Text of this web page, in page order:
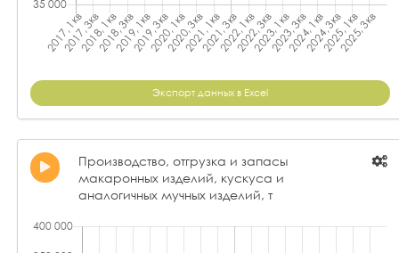
Экспорт данных в Excel
Производство, отгрузка и запасы
макаронных изделий, кускуса и
аналогичных мучных изделий, т